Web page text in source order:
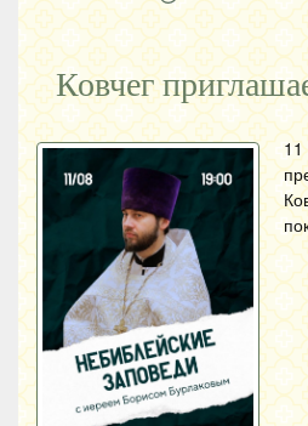
Ковчег